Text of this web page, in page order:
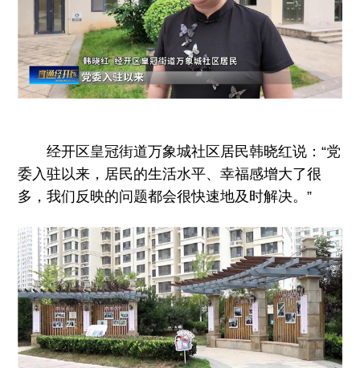
经开区皇冠街道万象城社区居民韩晓红说：“党
委入驻以来，居民的生活水平、幸福感增大了很
多，我们反映的问题都会很快速地及时解决。”